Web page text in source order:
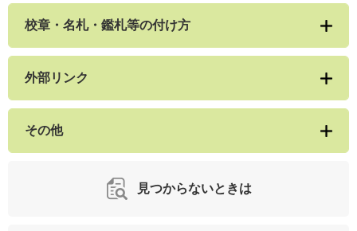
校章・名札・鑑札等の付け方
外部リンク
その他
見つからないときは